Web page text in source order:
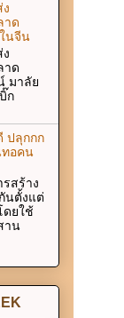
าด
นจีน
าด
มาลัย
ก
ปลุกกก
ทอคน
รสร้าง
นตั้งแต่
ยใช้
าน